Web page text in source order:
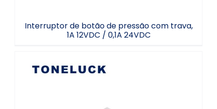
Interruptor de botão de pressão com trava,
1A 12VDC / 0,1A 24VDC